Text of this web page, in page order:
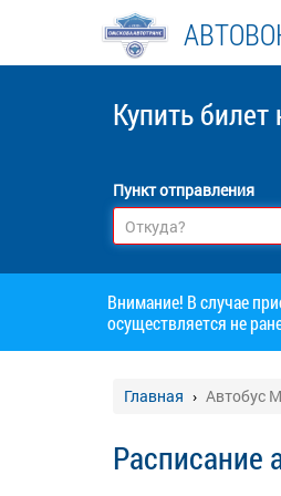
Купить билет
Пункт отправления
Внимание! В случае
осуществляется не
Главная Автобус
Расписание